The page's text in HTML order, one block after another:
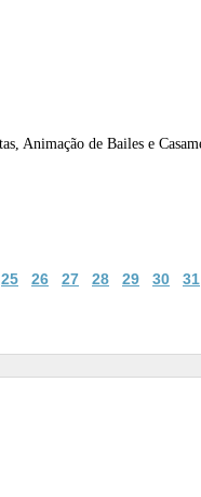
Animação de Bailes e
25 26 27 28 29 30 31